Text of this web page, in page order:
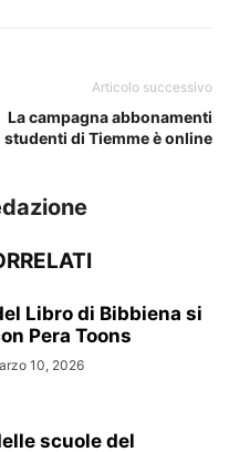
Articolo successivo
La campagna abbonamenti
studenti di Tiemme è online
Libro di Bibbiena si
Pera Toons
10, 2026
scuole del